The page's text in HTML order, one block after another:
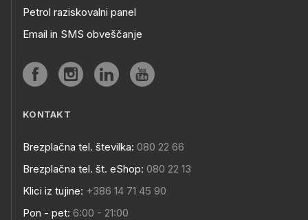
Petrol raziskovalni panel
Email in SMS obveščanje
KONTAKT
Brezplačna tel. številka: 080 22 66
Brezplačna tel. št. eShop: 080 22 13
Klici iz tujine: +386 14 71 45 90
Pon - pet: 6:00 - 21:00